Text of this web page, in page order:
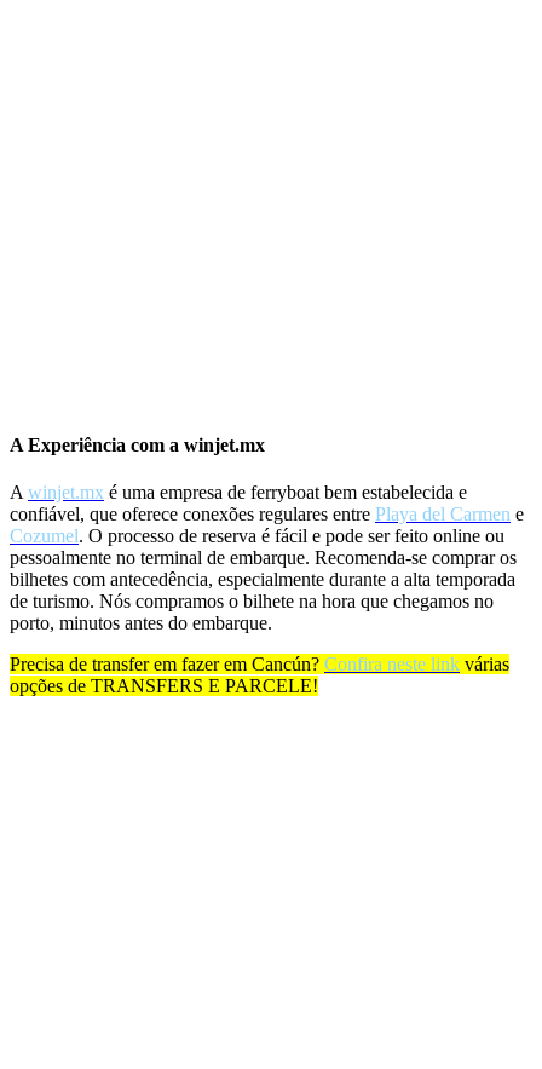
A Experiência com a winjet.mx
A winjet.mx é uma empresa de ferryboat bem estabelecida e
confiável, que oferece conexões regulares entre Playa del Carmen e
Cozumel. O processo de reserva é fácil e pode ser feito online ou
pessoalmente no terminal de embarque. Recomenda-se comprar os
bilhetes com antecedência, especialmente durante a alta temporada
de turismo. Nós compramos o bilhete na hora que chegamos no
porto, minutos antes do embarque.
Precisa de transfer em fazer em Cancún? Confira neste link várias
opções de TRANSFERS E PARCELE!